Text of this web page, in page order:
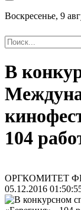
Воскресенье, 9
В
104
ОРГКОМИТЕТ
05.12.2016